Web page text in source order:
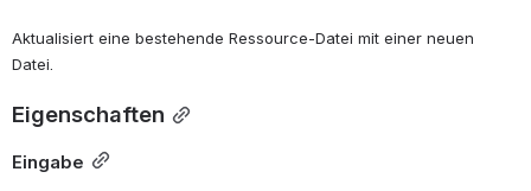
Aktualisiert eine bestehende Ressource-Datei mit einer neuen
Datei.
Eigenschaften
Eingabe